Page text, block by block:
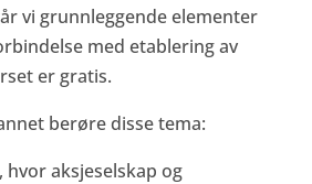
vi grunnleggende elementer
med etablering av
er gratis.
berøre disse tema:
hvor aksjeselskap og